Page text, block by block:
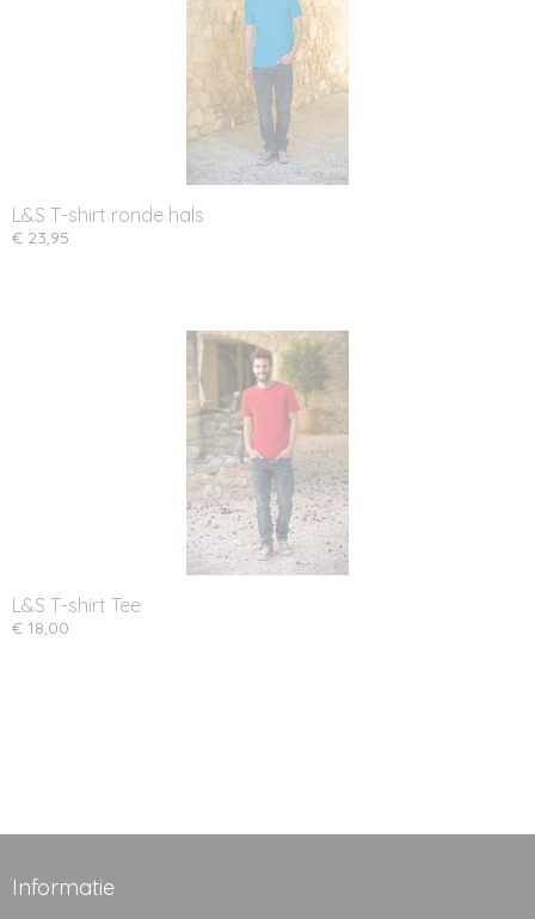
L&S T-shirt ronde hals
€ 23,95
L&S T-shirt Tee
€ 18,00
Informatie